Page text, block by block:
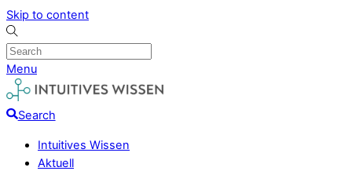
Skip to content
Menu
Search
Intuitives Wissen
Aktuell